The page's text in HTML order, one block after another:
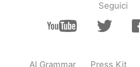
Seguici
AI Grammar Press Kit